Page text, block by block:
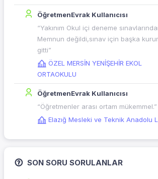
ÖğretmenEvrak Kullanıcısı
“Yakınım Okul içi deneme
Memnun değildi,sınav için başka
gitti”
ÖZEL MERSİN YENİŞEHİR EKOL
ORTAOKULU
ÖğretmenEvrak Kullanıcısı
“Öğretmenler arası ortam mükemmel.”
Elazığ Mesleki ve Teknik Anadolu
SON SORU SORULANLAR